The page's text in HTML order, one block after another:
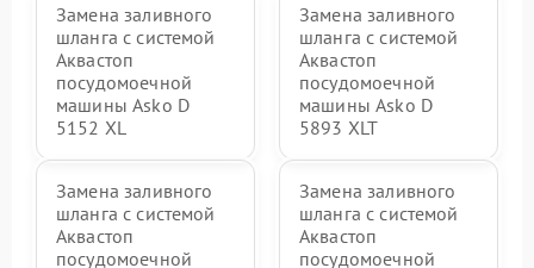
Замена заливного
шланга с системой
Аквастоп
посудомоечной
машины Asko D
5152 XL
Замена заливного
шланга с системой
Аквастоп
посудомоечной
машины Asko D
5893 XLT
Замена заливного
шланга с системой
Аквастоп
посудомоечной
Замена заливного
шланга с системой
Аквастоп
посудомоечной